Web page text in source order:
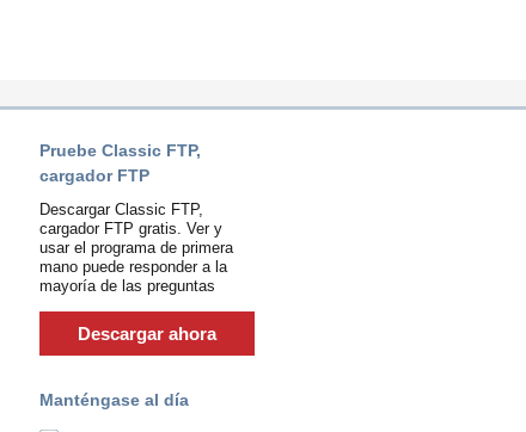
Pruebe Classic FTP,
cargador FTP
Descargar Classic FTP,
cargador FTP gratis. Ver y
usar el programa de primera
mano puede responder a la
mayoría de las preguntas
Descargar ahora
Manténgase al día